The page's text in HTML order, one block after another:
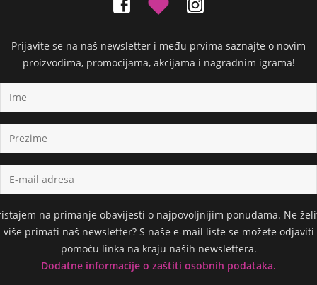
Prijavite se na naš newsletter i među prvima saznajte o novim
proizvodima, promocijama, akcijama i nagradnim igrama!
na primanje obavijesti o najpovoljnijim ponudama. Ne
više primati naš newsletter? S naše e-mail liste se možete odjaviti
pomoću linka na kraju naših newslettera.
Dodatne informacije o zaštiti osobnih podataka.